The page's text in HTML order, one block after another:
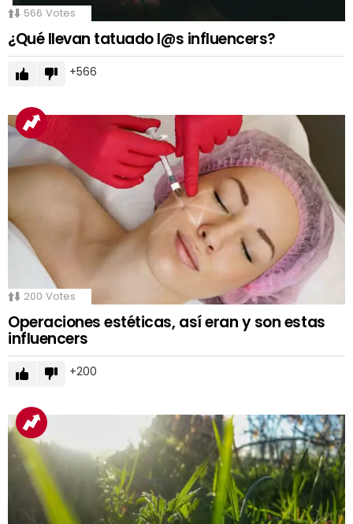
566 Votes
¿Qué llevan tatuado l@s influencers?
566
200 Votes
Operaciones estéticas, así eran y son estas
influencers
200